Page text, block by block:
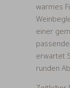
warmes
einer
erwartet
runden